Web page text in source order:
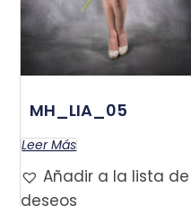
MH_LIA_05
Leer Más
Añadir a la lista de
deseos